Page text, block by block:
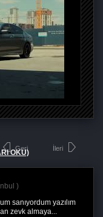
OKU)
Geri
sanıyordum yazılım
zevk almaya...
İleri